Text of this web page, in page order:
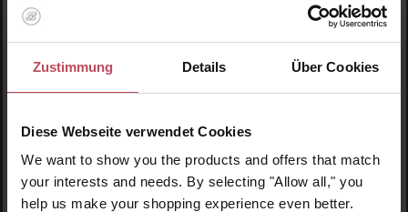
Zustimmung Details Über Cookies
Diese Webseite verwendet Cookies
We want to show you the products and offers that match
your interests and needs. By selecting "Allow all," you
help us make your shopping experience even better.
Mineral Sunscreen SPF50 100ml